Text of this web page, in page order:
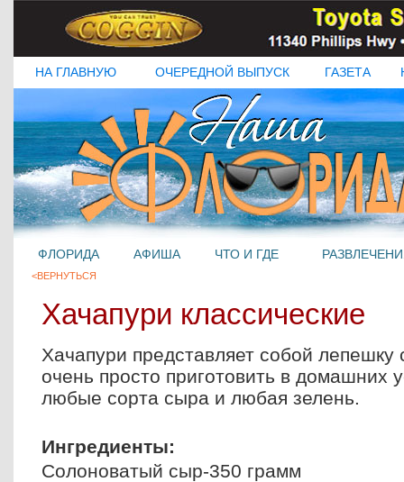
НА ГЛАВНУЮ ОЧЕРЕДНОЙ ВЫПУСК ГАЗЕТА
ФЛОРИДА АФИША ЧТО И ГДЕ
<ВЕРНУТЬСЯ
Хачапури классические
Хачапури представляет собой
очень просто приготовить в домашних
любые сорта сыра и любая зелень.
Ингредиенты:
Солоноватый сыр-350 грамм